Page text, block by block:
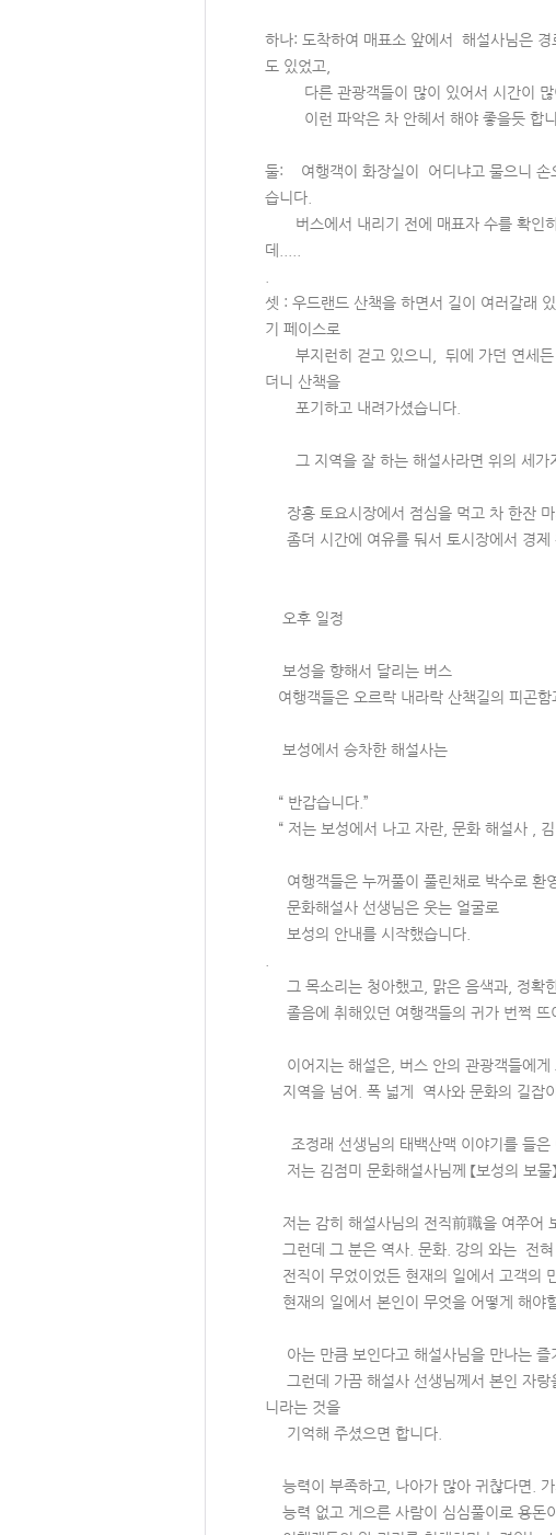
하나: 도착하여 매표소 앞에서 해설사님은
도 있었고,
다른 관광객들이 많이 있어서 시간이 많
이런 파악은 차 안헤서 해야 좋을듯 합니
둘: 여행객이 화장실이 어디냐고 물으니 손
습니다.
버스에서 내리기 전에 매표자 수를 확인하
데.....
셋 : 우드랜드 산책을 하면서 길이 여러갈래
기 페이스로
부지런히 걷고 있으니, 뒤에 가던 연세든
더니 산책을
포기하고 내려가셨습니다.
그 지역을 잘 하는 해설사라면 위의 세가
장흥 토요시장에서 점심을 먹고 차 한잔 마
좀더 시간에 여유를 둬서 토시장에서 경제
오후 일정
보성을 향해서 달리는 버스
여행객들은 오르락 내라락 산책길의 피곤
보성에서 승차한 해설사는
“ 반갑습니다.”
“ 저는 보성에서 나고 자란, 문화 해설사 ,
여행객들은 누꺼풀이 풀린채로 박수로 환
문화해설사 선생님은 웃는 얼굴로
보성의 안내를 시작했습니다.
그 목소리는 청아했고, 맑은 음색과, 정확
졸음에 취해있던 여행객들의 귀가 번쩍 뜨
이어지는 해설은, 버스 안의 관광객들에게
지역을 넘어. 폭 넓게 역사와 문화의 길잡
조정래 선생님의 태백산맥 이야기를 들은
저는 김점미 문화해설사님께 【보성의 보물
저는 감히 해설사님의 전직前職을 여쭈어
그런데 그 분은 역사. 문화. 강의 와는 전혀
전직이 무었이었든 현재의 일에서 고객의
현재의 일에서 본인이 무엇을 어떻게 해야
아는 만큼 보인다고 해설사님을 만나는 즐
그런데 가끔 해설사 선생님께서 본인 자랑
니라는 것을
기억해 주셨으면 합니다.
능력이 부족하고, 나아가 많아 귀찮다면.
능력 없고 게으른 사람이 심심풀이로 용돈